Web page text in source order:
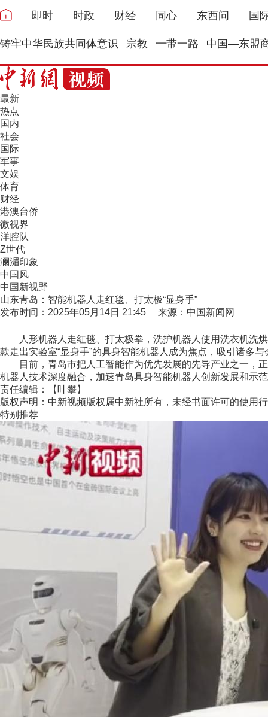
即时 时政 财经 同心 东西问 国
铸牢中华民族共同体意识 宗教 一带一路 中国—东盟
最新
热点
国内
社会
国际
军事
文娱
体育
财经
港澳台侨
微视界
洋腔队
Z世代
澜湄印象
中国风
中国新视野
山东青岛：智能机器人走红毯、打太极“显身手”
发布时间：2025年05月14日 21:45 来源：中国新闻网
人形机器人走红毯、打太极拳，洗护机器人使用洗衣机洗
款走出实验室“显身手”的具身智能机器人成为焦点，吸引诸多
目前，青岛市把人工智能作为优先发展的先导产业之一，正
机器人技术深度融合，加速青岛具身智能机器人创新发展和示
责任编辑：【叶攀】
版权声明：中新视频版权属中新社所有，未经书面许可的使用
特别推荐